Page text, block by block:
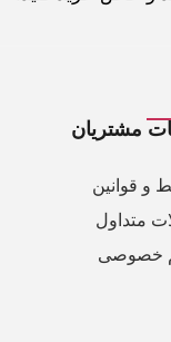
مشتریان
و قوانین
متداول
خصوصی